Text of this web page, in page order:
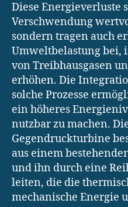
Diese Energieverluste
Verschwendung
sondern tragen auch
Umweltbelastung bei,
von Treibhausgasen
erhöhen. Die
solche Prozesse
ein höheres
nutzbar zu machen.
Gegendruckturbine
aus einem
und ihn durch eine
leiten, die die
mechanische Energie